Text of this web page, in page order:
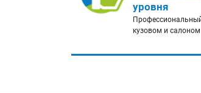
уровня
кузовом и салоном